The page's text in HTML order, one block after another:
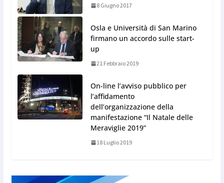
8 Giugno 2017
Osla e Università di San Marino
firmano un accordo sulle start-
up
21 Febbraio 2019
On-line l’avviso pubblico per
l’affidamento
dell’organizzazione della
manifestazione “Il Natale delle
Meraviglie 2019”
18 Luglio 2019